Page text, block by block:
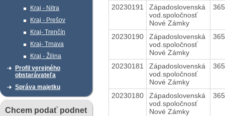
Kraj - Nitra
Kraj - Prešov
Kraj- Trenčín
Kraj- Trnava
Kraj - Žilina
Profil verejného
obstarávateľa
Správa majetku
Chcem podať podnet
20230191
Západoslovenská
vod.spoločnosť
Nové Zámky
20230190
Západoslovenská
vod.spoločnosť
Nové Zámky
20230181
Západoslovenská
vod.spoločnosť
Nové Zámky
20230180
Západoslovenská
vod.spoločnosť
Nové Zámky